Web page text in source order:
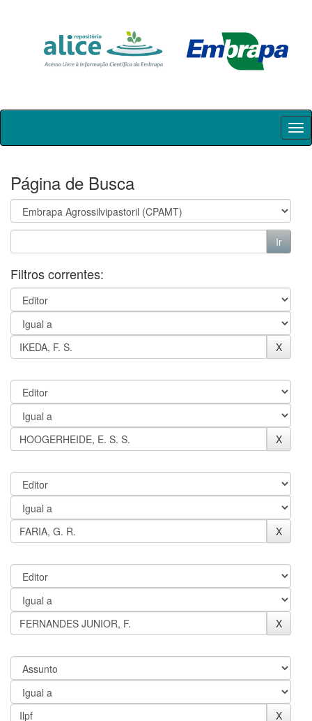
Skip
Página de Busca
Filtros correntes: